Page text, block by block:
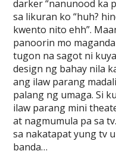
darker “nanunood ka
sa likuran ko “huh?
kwento nito ehh”.
panoorin mo
tugon na sagot ni
design ng bahay nila
ang ilaw parang
palang ng umaga. Si
ilaw parang mini
at nagmumula pa sa
sa nakatapat yung tv
banda…